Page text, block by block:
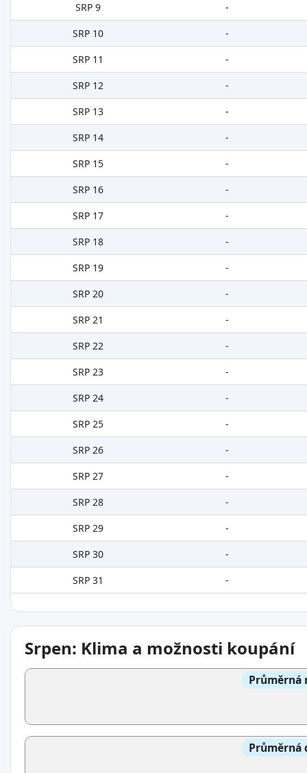
SRP 9
-
SRP 10
-
SRP 11
-
SRP 12
-
SRP 13
-
SRP 14
-
SRP 15
-
SRP 16
-
SRP 17
-
SRP 18
-
SRP 19
-
SRP 20
-
SRP 21
-
SRP 22
-
SRP 23
-
SRP 24
-
SRP 25
-
SRP 26
-
SRP 27
-
SRP 28
-
SRP 29
-
SRP 30
-
SRP 31
-
Srpen: Klima a možnosti koupání
Průměrná
Průměrná